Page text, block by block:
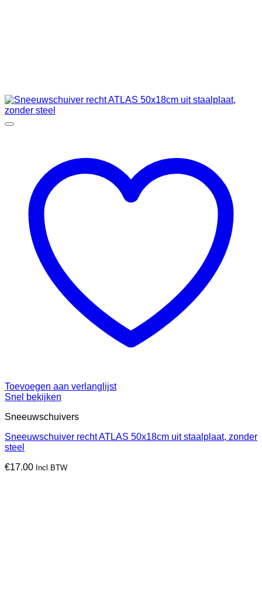
Toevoegen aan verlanglijst
Snel bekijken
Sneeuwschuivers
Sneeuwschuiver recht ATLAS 50x18cm uit staalplaat, zonder
steel
€17.00 Incl.BTW